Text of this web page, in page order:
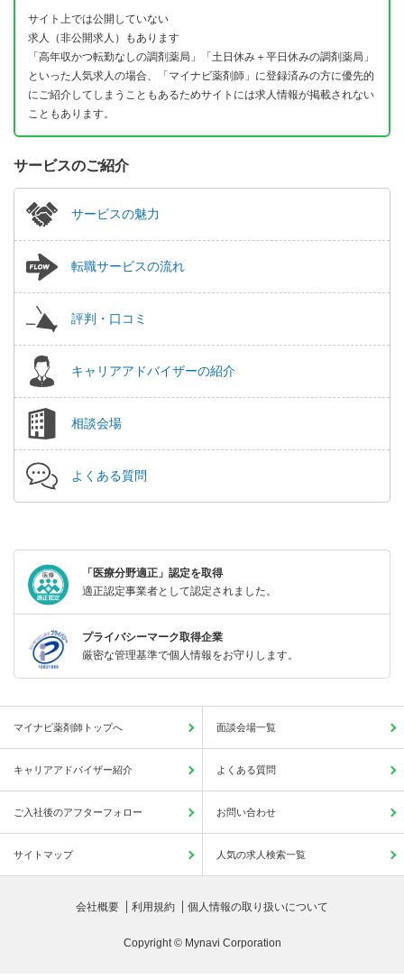
サイト上では公開していない
求人（非公開求人）もあります
「高年収かつ転勤なしの調剤薬局」「土日休み＋平日休みの調剤薬局」
といった人気求人の場合、「マイナビ薬剤師」に登録済みの方に優先的
にご紹介してしまうこともあるためサイトには求人情報が掲載されない
こともあります。
サービスのご紹介
サービスの魅力
転職サービスの流れ
評判・口コミ
キャリアアドバイザーの紹介
相談会場
よくある質問
「医療分野適正」認定を取得
適正認定事業者として認定されました。
プライバシーマーク取得企業
厳密な管理基準で個人情報をお守りします。
マイナビ薬剤師トップへ 面談会場一覧
キャリアアドバイザー紹介 よくある質問
ご入社後のアフターフォロー お問い合わせ
サイトマップ 人気の求人検索一覧
会社概要 利用規約 個人情報の取り扱いについて
Copyright © Mynavi Corporation